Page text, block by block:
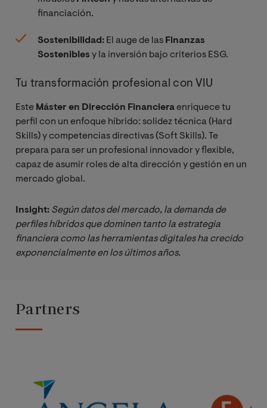
financiación.
Sostenibilidad: El auge de las Finanzas
Sostenibles y la inversión bajo criterios ESG.
Tu transformación profesional con VIU
Este Máster en Dirección Financieraenriquece tu
perfil con un enfoque híbrido: solidez técnica (Hard
Skills) y competencias directivas (Soft Skills). Te
prepara para ser un profesional innovador y flexible,
capaz de asumir roles de alta dirección y gestión en un
mercado global.
Insight: Según datos del mercado, la demanda de
perfiles híbridos que dominen tanto la estrategia
financiera como las herramientas digitales ha crecido
exponencialmente en los últimos años.
Partners